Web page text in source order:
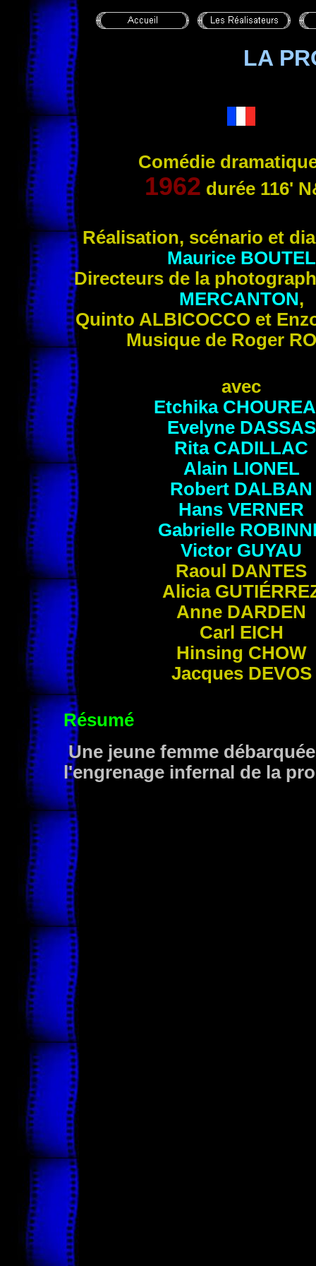
LA
Comédie
1962 durée 116'
Réalisation, scénario et
Maurice BOUTEL
Directeurs de la
MERCANTON,
Quinto ALBICOCCO et
Musique de Roger
avec
Etchika
Evelyne DASSAS
Rita CADILLAC
Alain LIONEL
Robert DALBAN
Hans VERNER
Gabrielle
Victor GUYAU
Raoul DANTES
Alicia
Anne DARDEN
Carl EICH
Hinsing CHOW
Jacques DEVOS
Résumé
Une jeune femme
l'engrenage infernal de la